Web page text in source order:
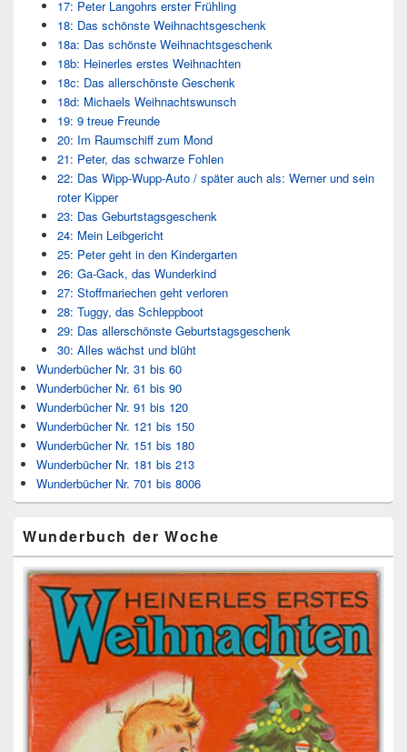
17: Peter Langohrs erster Frühling
18: Das schönste Weihnachtsgeschenk
18a: Das schönste Weihnachtsgeschenk
18b: Heinerles erstes Weihnachten
18c: Das allerschönste Geschenk
18d: Michaels Weihnachtswunsch
19: 9 treue Freunde
20: Im Raumschiff zum Mond
21: Peter, das schwarze Fohlen
22: Das Wipp-Wupp-Auto / später auch als: Werner und sein
roter Kipper
23: Das Geburtstagsgeschenk
24: Mein Leibgericht
25: Peter geht in den Kindergarten
26: Ga-Gack, das Wunderkind
27: Stoffmariechen geht verloren
28: Tuggy, das Schleppboot
29: Das allerschönste Geburtstagsgeschenk
30: Alles wächst und blüht
Wunderbücher Nr. 31 bis 60
Wunderbücher Nr. 61 bis 90
Wunderbücher Nr. 91 bis 120
Wunderbücher Nr. 121 bis 150
Wunderbücher Nr. 151 bis 180
Wunderbücher Nr. 181 bis 213
Wunderbücher Nr. 701 bis 8006
Wunderbuch der Woche